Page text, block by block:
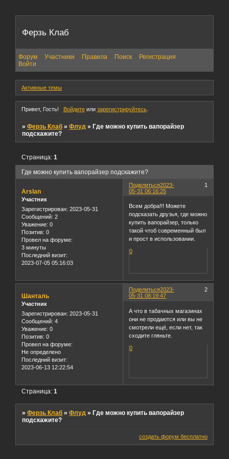
Ферзь Клаб
Форум Участники Правила Поиск
Регистрация
Войти
Активные темы
Привет, Гость! Войдитеили зарегистрируйтесь.
»Ферзь Клаб »Флуд »Где можно купить вапорайзер
подскажите?
Где можно купить вапорайзер подскажите?
Страница:1
Поделиться 1
2023-
05-31 06:16:25
Arslan
Участник
Зарегистрирован: 2023-05-31
Сообщений: 2
Уважение: 0
Позитив: 0
Провел на форуме:
3 минуты
Последний визит:
2023-07-05 05:16:03
Всем добра!!! Можете
подсказать друзья, где можно
купить вапорайзер, только
такой чтоб современный был
и прост в использовании.
0
Поделиться 2
2023-
05-31 08:19:47
Шанталь
Участник
Зарегистрирован: 2023-05-31
Сообщений: 4
Уважение: 0
Позитив: 0
Провел на форуме:
Не определено
Последний визит:
2023-06-13 12:22:54
А что в табачных магазинах
они не продаются или вы не
смотрели ещё, если нет, так
сходите гляньте.
0
Страница:1
»Ферзь Клаб »Флуд » Где можно купить вапорайзер
подскажите?
создать форум бесплатно